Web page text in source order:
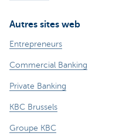
Autres sites web
Entrepreneurs
Commercial Banking
Private Banking
KBC Brussels
Groupe KBC